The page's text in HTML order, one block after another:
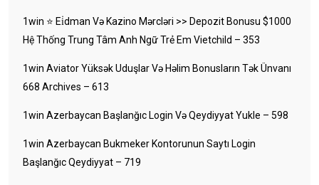
1win ⭐ Ei̇dman Və Kazino Mərcləri >> Depozit Bonusu $1000
Hệ Thống Trung Tâm Anh Ngữ Trẻ Em Vietchild – 353
1win Aviator Yüksək Uduşlar Və Həlim Bonusların Tək Ünvanı
668 Archives – 613
1win Azerbaycan Başlanğıc Login Və Qeydiyyat Yukle – 598
1win Azerbaycan Bukmeker Kontorunun Saytı Login
Başlanğıc Qeydiyyat – 719